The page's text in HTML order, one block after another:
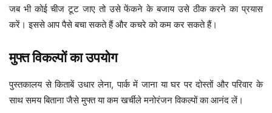
जब भी कोई चीज टूट जाए तो उसे फेंकने के बजाय उसे ठीक करने का प्रयास
करें। इससे आप पैसे बचा सकते हैं और कचरे को कम कर सकते हैं।
मुफ्त विकल्पों का उपयोग
पुस्तकालय से किताबें उधार लेना, पार्क में जाना या घर पर दोस्तों और परिवार के
साथ समय बिताना जैसे मुफ्त या कम खर्चीले मनोरंजन विकल्पों का आनंद लें।